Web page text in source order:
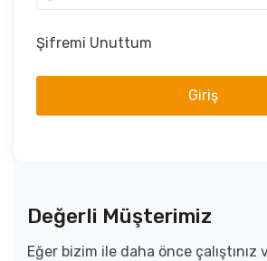
Şifremi Unuttum
Giriş
Değerli Müşterimiz
Eğer bizim ile daha önce çalıştınız